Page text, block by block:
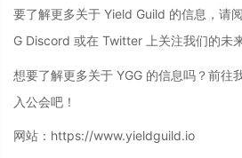
要了解更多关于 Yield Guild 的信息，请
G Discord 或在 Twitter 上关注我们的未来
想要了解更多关于 YGG 的信息吗？前往
入公会吧！
网站：https://www.yieldguild.io